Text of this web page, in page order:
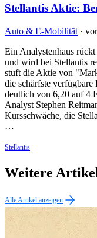
Stellantis Aktie:
Auto & E-Mobilität ·
Ein Analystenhaus
und wird bei Stellantis
stuft die Aktie von
die schärfste
deutlich von 6,20 auf 4
Analyst Stephen
Kursschwäche, die
…
Stellantis
Weitere
Alle Artikel anzeigen